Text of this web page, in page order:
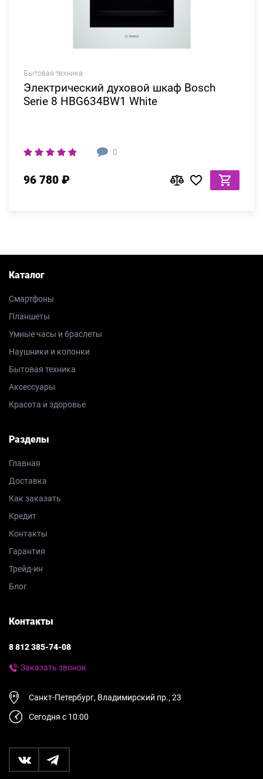
Бытовая техника
Электрический духовой шкаф Bosch
Serie 8 HBG634BW1 White
0
96 780 ₽
Каталог
Смартфоны
Планшеты
Умные часы и браслеты
Наушники и колонки
Бытовая техника
Аксессуары
Красота и здоровье
Разделы
Главная
Доставка
Как заказать
Кредит
Контакты
Гарантия
Трейд-ин
Блог
Контакты
8 812 385-74-08
Заказать звонок
Санкт-Петербург, Владимирский пр., 23
Сегодня с 10:00